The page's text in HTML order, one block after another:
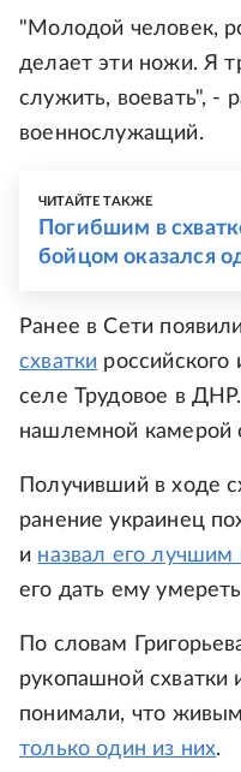
"Молодой человек,
делает эти ножи. Я
служить, воевать", -
военнослужащий.
ЧИТАЙТЕ ТАКЖЕ
Погибшим в
бойцом оказался
Ранее в Сети
схватки российского
селе Трудовое в
нашлемной камерой
Получивший в ходе
ранение украинец
и назвал его
его дать ему
По словам
рукопашной схватки
понимали, что живым
только один из них.